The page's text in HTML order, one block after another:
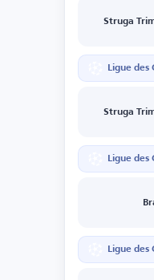
Struga
Struga